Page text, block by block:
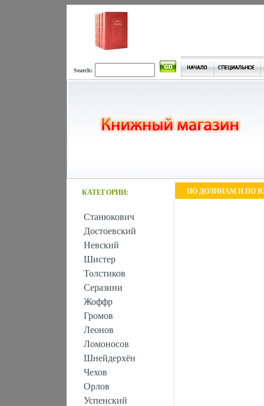
Search:
КАТЕГОРИИ:
Станюкович
Достоевский
Невский
Шистер
Толстиков
Серазини
Жоффр
Громов
Леонов
Ломоносов
Шнейдерхён
Чехов
Орлов
Успенский
ПО ДОЛИНАМ И ПО